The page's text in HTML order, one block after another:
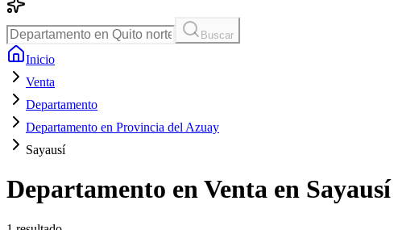
Buscar
Inicio
Venta
Departamento
Departamento en Provincia del Azuay
Sayausí
Departamento en Venta en Sayausí